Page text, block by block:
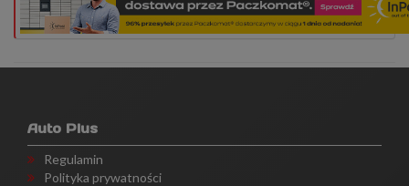
Auto Plus
Regulamin
Polityka prywatności